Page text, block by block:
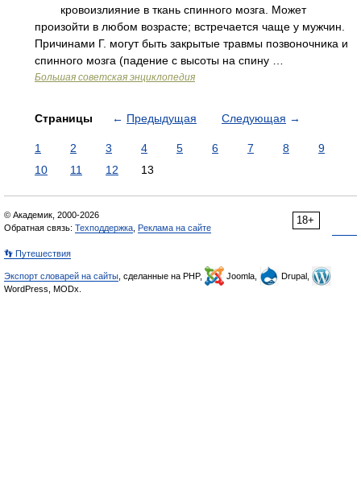
кровоизлияние в ткань спинного мозга. Может
произойти в любом возрасте; встречается чаще у мужчин.
Причинами Г. могут быть закрытые травмы позвоночника и
спинного мозга (падение с высоты на спину …
Большая советская энциклопедия
Страницы ← Предыдущая Следующая →
1 2 3 4 5 6 7 8
9
10
11 12 13
18+
© Академик, 2000-2026
Обратная связь: Техподдержка Реклама на сайте
👣 Путешествия
Экспорт словарей на сайты , сделанные на PHP, Joomla,
Drupal,
WordPress, MODx.